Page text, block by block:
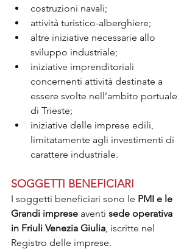
costruzioni navali;
attività turistico-alberghiere;
altre iniziative necessarie allo
sviluppo industriale;
iniziative imprenditoriali
concernenti attività destinate a
essere svolte nell’ambito portuale
di Trieste;
iniziative delle imprese edili,
limitatamente agli investimenti di
carattere industriale.
SOGGETTI BENEFICIARI
I soggetti beneficiari sono le PMI e le
Grandi imprese aventi sede operativa
in Friuli Venezia Giulia , iscritte nel
Registro delle imprese.